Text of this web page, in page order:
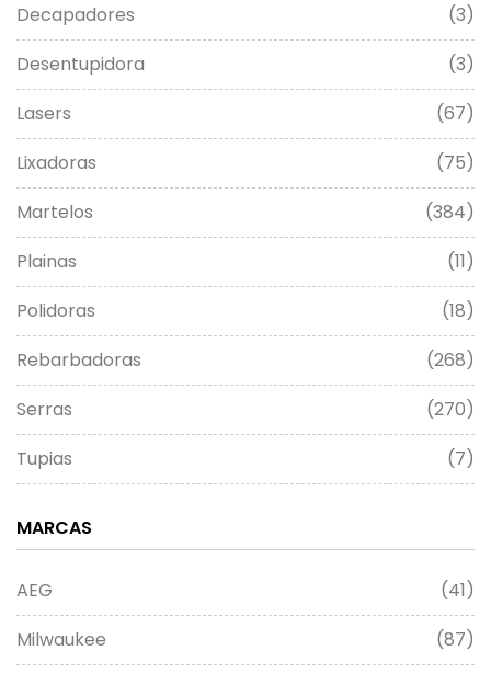
Decapadores
(3)
Desentupidora
(3)
Lasers
(67)
Lixadoras
(75)
Martelos
(384)
Plainas
(11)
Polidoras
(18)
Rebarbadoras
(268)
Serras
(270)
Tupias
(7)
MARCAS
AEG
(41)
Milwaukee
(87)